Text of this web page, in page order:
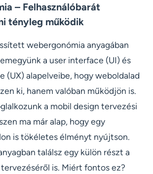
– Felhasználóbarát
tényleg működik
webergonómia anyagában
a user interface (UI) és
(UX) alapelveibe, hogy weboldalad
ki, hanem valóban működjön is.
a mobil design tervezési
ma már alap, hogy egy
is tökéletes élményt nyújtson.
találsz egy külön részt a
is. Miért fontos ez?